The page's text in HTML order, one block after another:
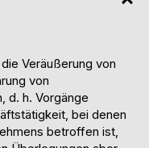
Veräußerung von
von
d. h. Vorgänge
bei denen
betroffen ist,